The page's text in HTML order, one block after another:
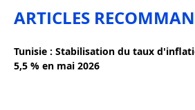
ARTICLES
Tunisie : Stabilisation du taux
5,5 % en mai 2026